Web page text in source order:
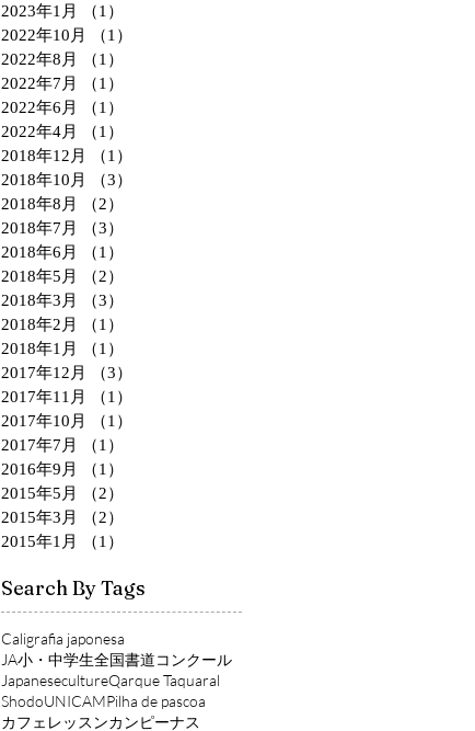
2023年1月
（1）
2022年10月
（1）
2022年8月
（1）
2022年7月
（1）
2022年6月
（1）
2022年4月
（1）
2018年12月
（1）
2018年10月
（3）
2018年8月
（2）
2018年7月
（3）
2018年6月
（1）
2018年5月
（2）
2018年3月
（3）
2018年2月
（1）
2018年1月
（1）
2017年12月
（3）
2017年11月
（1）
2017年10月
（1）
2017年7月
（1）
2016年9月
（1）
2015年5月
（2）
2015年3月
（2）
2015年1月
（1）
Search By Tags
Caligrafia japonesa
JA小・中学生全国書道コンクール
JapanesecultureQarque Taquaral
ShodoUNICAMPilha de pascoa
カフェレッスンカンピーナス